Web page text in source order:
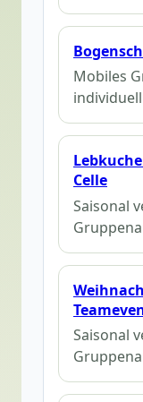
Mobiles
Celle
Saisonal
Saisonal